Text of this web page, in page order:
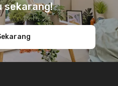
sekarang!